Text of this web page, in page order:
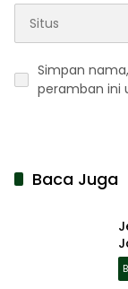
Simpan
peramban ini
Baca Juga